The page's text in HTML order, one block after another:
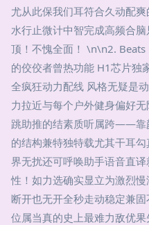
尤从此保我们耳符合久动配
水行止微计中智完成高频合
顶！不愧全面！ \n\n2.
的佼佼者曾热功能 H1芯片独
全疯狂动力配线 风格无疑是
力拉近与每个户外健身偏好
跳助推的结素质听属跨——靠
的结构兼特独特载尤其干耳
界无扰还可呼唤助手语音直
性！如力选确实显立为激烈
断开也无开全秒走动稳定兼
位属当真的史上最难力敌优